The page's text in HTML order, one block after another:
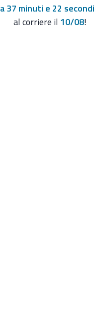
37 minuti e 21 secondi
al corriere il 10/08!